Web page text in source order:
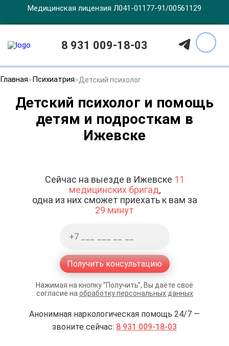
Медицинская лицензия Л041-01177-91/00561129
8 931 009-18-03
Главная Психиатрия Детский психолог
Детский психолог и помощь
детям и подросткам в
Ижевске
Сейчас на выезде в Ижевске 11
медицинских бригад,
одна из них сможет приехать к вам за
29 минут
Получить консультацию
Нажимая на кнопку ”Получить”, Вы даёте своё
согласие на обработку персональных данных
Анонимная наркологическая помощь 24/7 —
звоните сейчас: 8 931 009-18-03